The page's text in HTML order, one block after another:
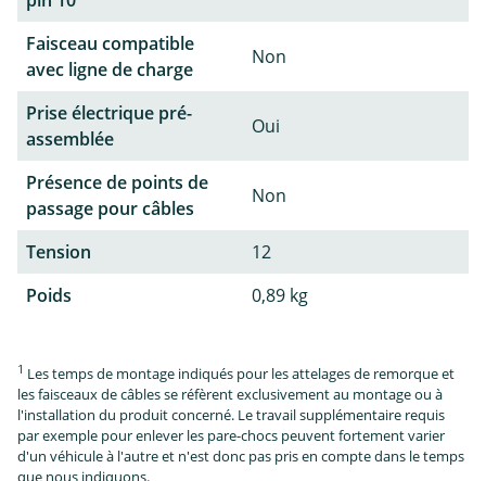
Faisceau compatible
avec ligne de charge
Non
Prise électrique pré-
assemblée
Oui
Présence de points de
passage pour câbles
Non
Tension
12
Poids
0,89 kg
1 Les temps de montage indiqués pour les attelages de remorque et
les faisceaux de câbles se réfèrent exclusivement au montage ou à
l'installation du produit concerné. Le travail supplémentaire requis
par exemple pour enlever les pare-chocs peuvent fortement varier
d'un véhicule à l'autre et n'est donc pas pris en compte dans le temps